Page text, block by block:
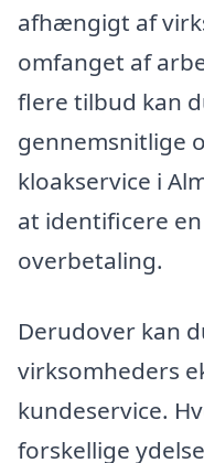
afhængigt af
omfanget af
flere tilbud kan
gennemsnitlige
kloakservice i
at identificere
overbetaling.
Derudover kan
virksomheders
kundeservice.
forskellige